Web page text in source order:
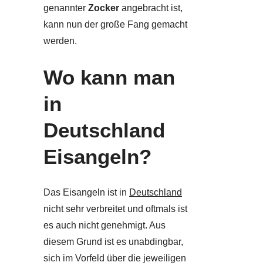
genannter Zocker angebracht ist,
kann nun der große Fang gemacht
werden.
Wo kann man
in
Deutschland
Eisangeln?
Das Eisangeln ist in Deutschland
nicht sehr verbreitet und oftmals ist
es auch nicht genehmigt. Aus
diesem Grund ist es unabdingbar,
sich im Vorfeld über die jeweiligen